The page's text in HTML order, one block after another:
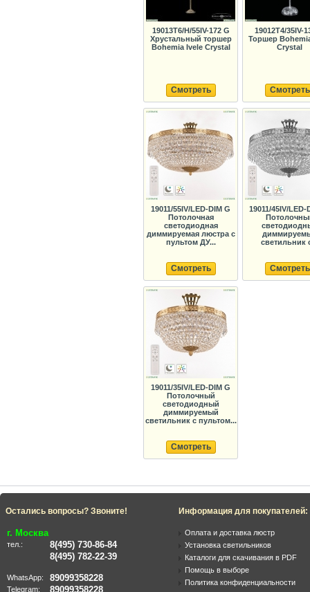
19013T6/H/55IV-172 G
Хрустальный торшер
Bohemia Ivele Crystal
Смотреть
19012T4/35IV-
Торшер
Crystal
Смотреть
19011/55IV/LED-DIM G
Потолочная
светодиодная
диммируемая люстра с
пультом ДУ...
Смотреть
19011/45IV/LED-
светильник
Смотреть
19011/35IV/LED-DIM G
Потолочный
светодиодный
диммируемый
светильник с пультом...
Смотреть
Остались вопросы? Звоните!
г. Москва
тел.:
8(495) 730-86-84
8(495) 782-22-39
WhatsApp: 89099358228
Telegram: 89099358228
Информация для покупателей:
Оплата и доставка люстр
Установка светильников
Каталоги для скачивания в PDF
Помощь в выборе
Политика конфиденциальности